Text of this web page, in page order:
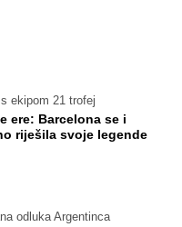
ekipom 21 trofej
ere: Barcelona se i
riješila svoje legende
odluka Argentinca